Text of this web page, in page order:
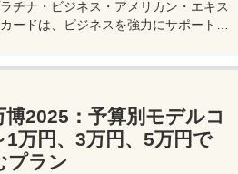
チナ・ビジネス・アメリカン・エキス
ードは、ビジネスを強力にサポートす
初年度の年会費無料も魅力。ステータ
を兼ね備えたビジネスカードで、あな
スをワンランクアップさせませんか？
博2025：予算別モデルコ
1万円、3万円、5万円で
プラン